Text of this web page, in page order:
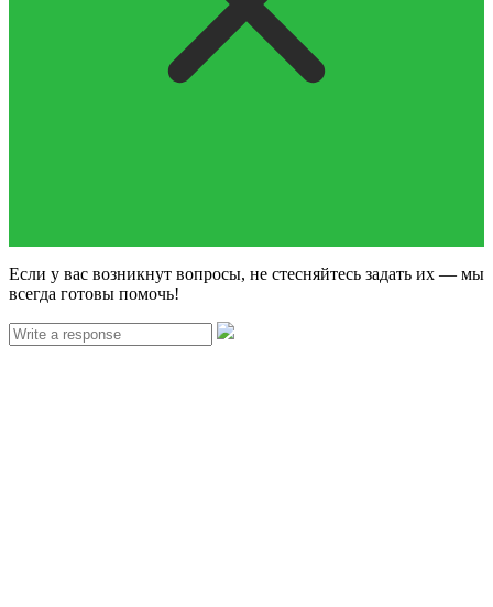
Если у вас возникнут вопросы, не стесняйтесь задать их — мы
всегда готовы помочь!